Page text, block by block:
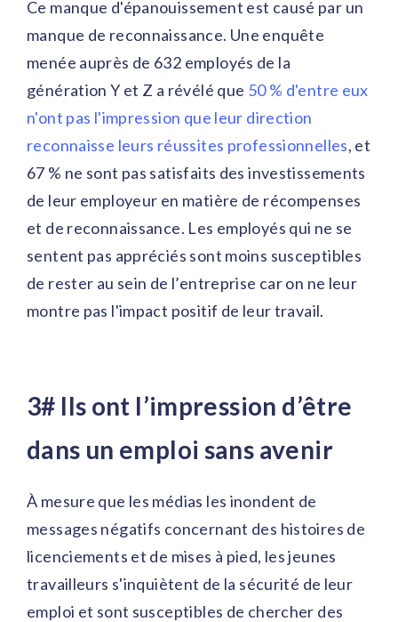
Ce manque d'épanouissement est causé par un
manque de reconnaissance. Une enquête
menée auprès de 632 employés de la
génération Y et Z a révélé que 50 % d'entre eux
n'ont pas l'impression que leur direction
reconnaisse leurs réussites professionnelles, et
67 % ne sont pas satisfaits des investissements
de leur employeur en matière de récompenses
et de reconnaissance. Les employés qui ne se
sentent pas appréciés sont moins susceptibles
de rester au sein de l’entreprise car on ne leur
montre pas l'impact positif de leur travail.
3# Ils ont l’impression d’être
dans un emploi sans avenir
À mesure que les médias les inondent de
messages négatifs concernant des histoires de
licenciements et de mises à pied, les jeunes
travailleurs s'inquiètent de la sécurité de leur
emploi et sont susceptibles de chercher des